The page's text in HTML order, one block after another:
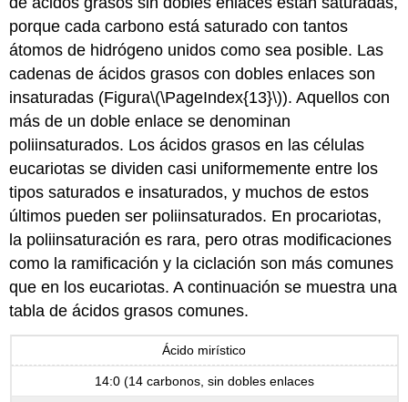
porque cada carbono está saturado con tantos
átomos de hidrógeno unidos como sea posible. Las
cadenas de ácidos grasos con dobles enlaces son
insaturadas (Figura\(\PageIndex{13}\)). Aquellos con
más de un doble enlace se denominan
poliinsaturados. Los ácidos grasos en las células
eucariotas se dividen casi uniformemente entre los
tipos saturados e insaturados, y muchos de estos
últimos pueden ser poliinsaturados. En procariotas,
la poliinsaturación es rara, pero otras modificaciones
como la ramificación y la ciclación son más comunes
que en los eucariotas. A continuación se muestra una
tabla de ácidos grasos comunes.
Ácido mirístico
14:0 (14 carbonos, sin dobles enlaces